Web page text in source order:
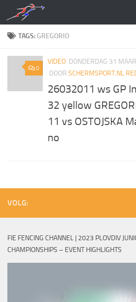
Doorgaan naar inhoud
TAGS: GREGORIO
0
VIDEO DONDERDAG 31
DOOR SCHERMSPORT.NL
26032011 ws GP
32 yellow
11 vs OSTOJSKA
no
VOLG:
FIE FENCING CHANNEL | 2023 PLOVDIV
CHAMPIONSHIPS – EVENT HIGHLIGHTS